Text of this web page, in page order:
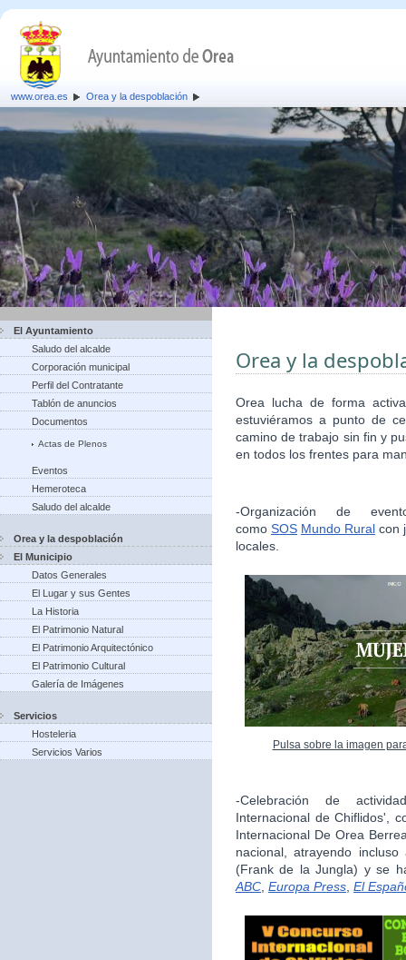
www.orea.es Orea y la despoblación
El Ayuntamiento
Saludo del alcalde
Corporación municipal
Perfil del Contratante
Tablón de anuncios
Documentos
Actas de Plenos
Eventos
Hemeroteca
Saludo del alcalde
Orea y la despoblación
El Municipio
Datos Generales
El Lugar y sus Gentes
La Historia
El Patrimonio Natural
El Patrimonio Arquitectónico
El Patrimonio Cultural
Galería de Imágenes
Servicios
Hosteleria
Servicios Varios
Orea y la
Orea lucha de forma
estuviéramos a punto de
camino de trabajo sin fin y
en todos los frentes para
-Organización de
como SOS Mundo Rural con
locales.
Pulsa sobre la imagen
-Celebración de
Internacional de Chiflidos',
Internacional De Orea
nacional, atrayendo
(Frank de la Jungla) y se
ABC, Europa Press, El